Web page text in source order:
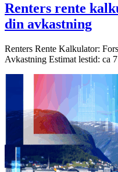
Renters rente
din avkastning
Renters Rente Kalkulator:
Avkastning Estimat lestid: ca